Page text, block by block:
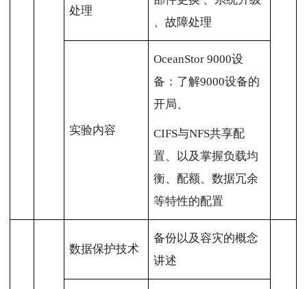
处理
、故障处理
实验内容
OceanStor 9000设
备：了解9000设备的
开局、
CIFS与NFS共享配
置、以及掌握负载均
衡、配额、数据冗余
等特性的配置
数据保护技术
备份以及容灾的概念
讲述